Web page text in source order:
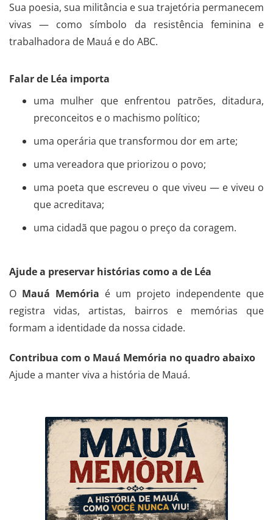
Sua poesia, sua militância e sua trajetória permanecem
vivas — como símbolo da resistência feminina e
trabalhadora de Mauá e do ABC.
Falar de Léa importa
uma mulher que enfrentou patrões, ditadura,
preconceitos e o machismo político;
uma operária que transformou dor em arte;
uma vereadora que priorizou o povo;
uma poeta que escreveu o que viveu — e viveu o
que acreditava;
uma cidadã que pagou o preço da coragem.
Ajude a preservar histórias como a de Léa
O Mauá Memória é um projeto independente que
registra vidas, artistas, bairros e memórias que
formam a identidade da nossa cidade.
Contribua com o Mauá Memória no quadro abaixo
Ajude a manter viva a história de Mauá.